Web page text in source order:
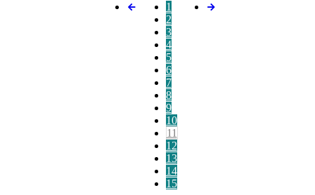
1
2
3
4
5
6
7
8
9
10
11
12
13
14
15